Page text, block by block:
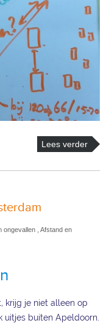
Lees verder
, Afstand en
krijg je niet alleen op
uitjes buiten Apeldoorn.